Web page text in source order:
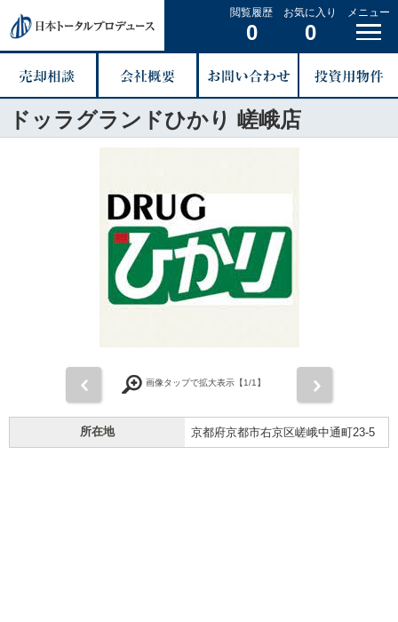
閲覧履歴
0
お気に入り
0
メニュー
ドッラグランドひかり 嵯峨店
画像タップで拡大表示【1/1】
所在地 京都府京都市右京区嵯峨中通町23-5